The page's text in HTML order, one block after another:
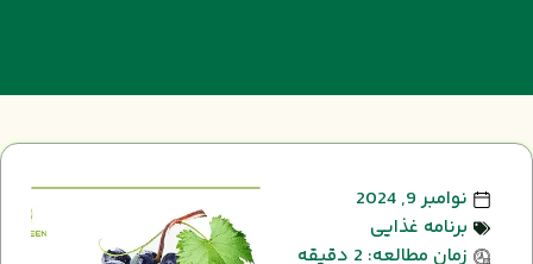
نوامبر 9, 2024
برنامه غذایی
زمان مطالعه: 2 دقیقه